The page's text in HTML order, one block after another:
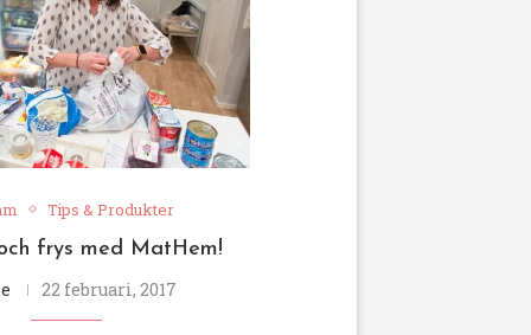
Tips & Produkter
frys med MatHem!
22 februari, 2017